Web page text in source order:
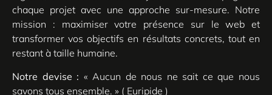
chaque projet avec une approche sur-mesure. Notre
mission : maximiser votre présence sur le web et
transformer vos objectifs en résultats concrets, tout en
restant à taille humaine.
Notre devise : « Aucun de nous ne sait ce que nous
savons tous ensemble. » ( Euripide )